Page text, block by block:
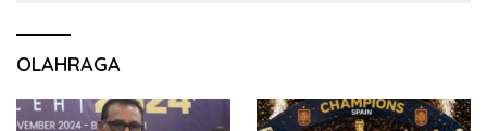
OLAHRAGA